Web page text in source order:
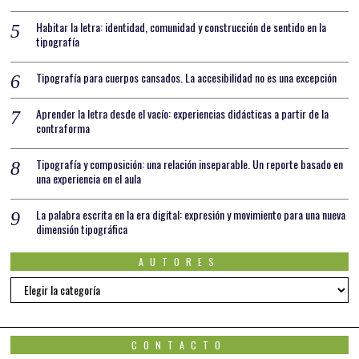
Habitar la letra: identidad, comunidad y construcción de sentido en la
tipografía
Tipografía para cuerpos cansados. La accesibilidad no es una excepción
Aprender la letra desde el vacío: experiencias didácticas a partir de la
contraforma
Tipografía y composición: una relación inseparable. Un reporte basado en
una experiencia en el aula
La palabra escrita en la era digital: expresión y movimiento para una nueva
dimensión tipográfica
AUTORES
AUTORES
CONTACTO